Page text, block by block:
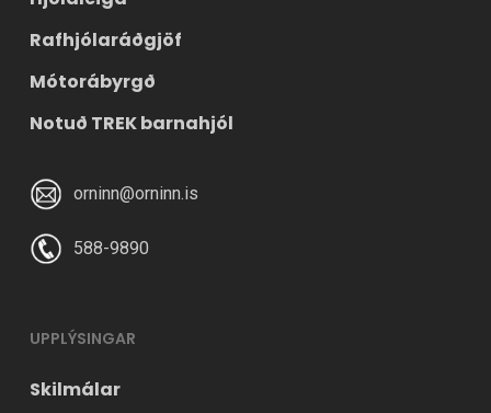
Rafhjólaráðgjöf
Mótorábyrgð
Notuð TREK barnahjól
orninn@orninn.is
588-9890
UPPLÝSINGAR
Skilmálar